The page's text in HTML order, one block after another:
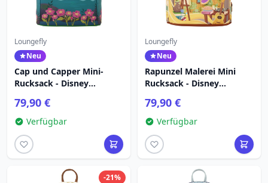
Loungefly
Neu
Cap und Capper Mini-
Rucksack - Disney
79,90 €
Verfügbar
Loungefly
Neu
Rapunzel Malerei Mini
Rucksack - Disney
79,90 €
Verfügbar
-21%